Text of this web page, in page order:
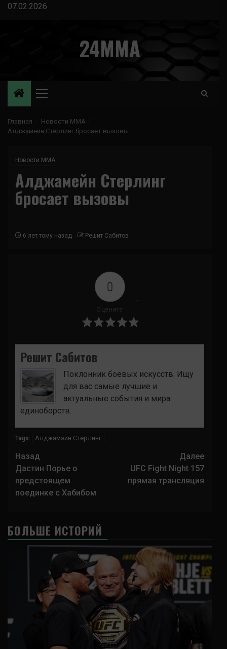
Перейти
07.02.2026
24MMA
Основное
Главная
Новости ММА
Алджамейн Стерлинг бросает вызовы
Новости ММА
Алджамейн Стерлинг
бросает вызовы
6 лет тому назад Решит Сабитов
0
Оцените
Решит Сабитов
Поклонник боевых искусств. Ищу
для вас самые лучшие и
актуальные события и мира
единоборств.
Tags: Алджамэйн Стерлинг
Навигация
записи
Назад
Дастин Порье о
предстоящем
поединке с Хабибом
Далее
UFC Fight Night 157
прямая трансляция
БОЛЬШЕ ИСТОРИЙ